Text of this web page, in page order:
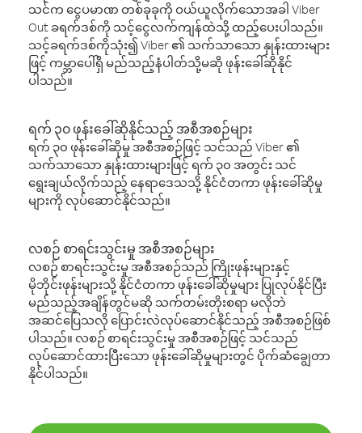
သင်က ငွေပမာဏ တစ်ခုခုကို ဝယ်ယူလိုက်သောအခါ Viber
Out ခရက်ဒစ်ကို သင့်ငွေလက်ကျန်ထဲသို့ ထည့်ပေးပါသည်။
သင့်ခရက်ဒစ်ကိုသုံး၍ Viber ၏ သက်သာသော နှုန်းထားများ
ဖြင့် ကမ္ဘာပေါ်ရှိ မည်သည့်နံပါတ်သို့မဆို ဖုန်းခေါ်ဆိုနိုင်
ပါသည်။
ရက် ၃၀ ဖုန်းခေါ်ဆိုနိုင်သည့် အစီအစဉ်များ
ရက် ၃၀ ဖုန်းခေါ်ဆိုမှု အစီအစဉ်ဖြင့် သင်သည် Viber ၏
သက်သာသော နှုန်းထားများဖြင့် ရက် ၃၀ အတွင်း သင်
ရွေးချယ်လိုက်သည့် နေရာဒေသသို့ နိုင်ငံတကာ ဖုန်းခေါ်ဆိုမှု
များကို လုပ်ဆောင်နိုင်သည်။
လစဉ် စာရင်းသွင်းမှု အစီအစဉ်များ
လစဉ် စာရင်းသွင်းမှု အစီအစဉ်သည် ကြိုးဖုန်းများနှင့်
မိုဘိုင်းဖုန်းများသို့ နိုင်ငံတကာ ဖုန်းခေါ်ဆိုမှုများ ပြုလုပ်နိုင်ပြီး
မည်သည့်အချိန်တွင်မဆို သက်တမ်းတိုးစရာ မလိုဘဲ
အဆင်ပြေသလို ပြောင်းလဲလုပ်ဆောင်နိုင်သည့် အစီအစဉ်ဖြစ်
ပါသည်။ လစဉ် စာရင်းသွင်းမှု အစီအစဉ်ဖြင့် သင်သည်
လုပ်ဆောင်ထားပြီးသော ဖုန်းခေါ်ဆိုမှုများတွင် ပိုက်ဆံချွေတာ
နိုင်ပါသည်။